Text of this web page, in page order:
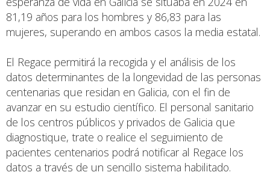
81,19 años para los hombres y 86,83 para las
mujeres, superando en ambos casos la media estatal.
El Regace permitirá la recogida y el análisis de los
datos determinantes de la longevidad de las personas
centenarias que residan en Galicia, con el fin de
avanzar en su estudio científico. El personal sanitario
de los centros públicos y privados de Galicia que
diagnostique, trate o realice el seguimiento de
pacientes centenarios podrá notificar al Regace los
datos a través de un sencillo sistema habilitado.